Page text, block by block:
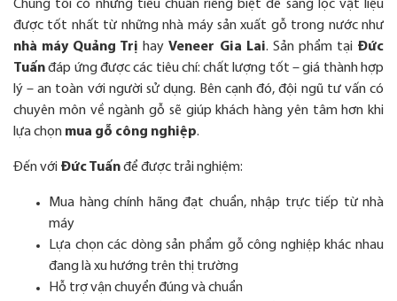
Chúng tôi có những tiêu chuẩn riêng biệt để sàng lọc vật liệu
được tốt nhất từ những nhà máy sản xuất gỗ trong nước như
nhà máy Quảng Trị hayVeneer Gia Lai. Sản phẩm tại Đức
Tuấnđáp ứng được các tiêu chí: chất lượng tốt – giá thành hợp
lý – an toàn với người sử dụng. Bên cạnh đó, đội ngũ tư vấn có
chuyên môn về ngành gỗ sẽ giúp khách hàng yên tâm hơn khi
lựa chọn mua gỗ công nghiệp.
Đến với Đức Tuấnđể được trải nghiệm:
Mua hàng chính hãng đạt chuẩn, nhập trực tiếp từ nhà
máy
Lựa chọn các dòng sản phẩm gỗ công nghiệp khác nhau
đang là xu hướng trên thị trường
Hỗ trợ vận chuyển đúng và chuẩn